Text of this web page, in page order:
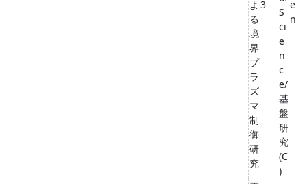
よ
る
境
界
プ
ラ
ズ
マ
制
御
研
究
3
S
ci
e
n
c
e/
基
盤
研
究
(C
)
e
n